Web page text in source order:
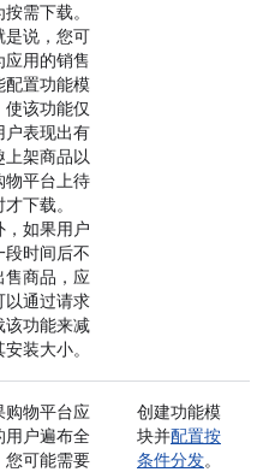
需下载。
是说，您可
应用的销售
配置功能模
使该功能仅
户表现出有
上架商品以
物平台上待
下载。
，如果用户
段时间后不
售商品，应
以通过请求
该功能来减
装大小。
购物平台应
用户遍布全
您可能需要
创建功能模
块并配置按
条件分发。